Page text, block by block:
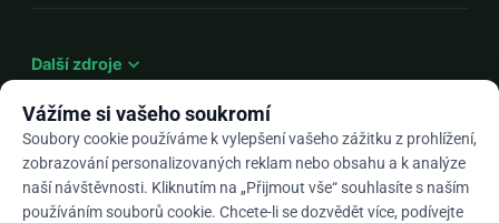
Další zdroje expand_more
Csarrow_drop_down
Vážíme si vašeho soukromí
Soubory cookie používáme k vylepšení vašeho zážitku z prohlížení,
zobrazování personalizovaných reklam nebo obsahu a k analýze
naší návštěvnosti. Kliknutím na „Přijmout vše“ souhlasíte s naším
používáním souborů cookie. Chcete-li se dozvědět více, podívejte